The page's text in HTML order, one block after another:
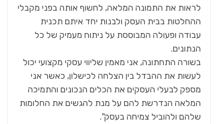
לראות את התמונה המלאה, לחשוף אותה בפני מקבלי
ההחלטות בבית העסק ולבנות יחד איתם תכנית
עבודה ופעולה המבוססת על ניתוח מעמיק של כל
הנתונים.
בשורה התחתונה, אני מאמין שליווי עסקי מקצועי יכול
לעשות את ההבדל בין הצלחה לכישלון, כאשר אני
מספק לבעלי העסקים את הכלים הנכונים והתמיכה
המלאה הנדרשת להם על מנת להגשים את החלומות
שלהם ולהוביל צמיחה בעסק".